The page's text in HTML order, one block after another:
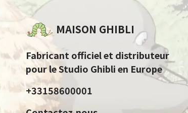
MAISON GHIBLI
Fabricant officiel et distributeur
pour le Studio Ghibli en Europe
+33158600001